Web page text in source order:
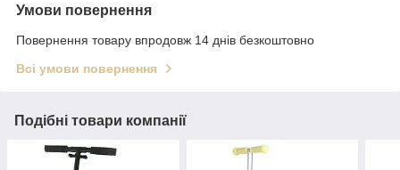
Умови повернення
Повернення товару впродовж 14 днів безкоштовно
Всі умови повернення
Подібні товари компанії